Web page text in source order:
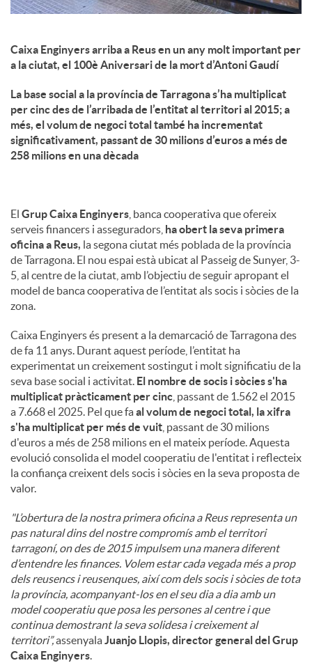
Caixa Enginyers arriba a Reus en un any molt important per
a la ciutat, el 100è Aniversari de la mort d’Antoni Gaudí
La base social a la província de Tarragona s’ha multiplicat
per cinc des de l’arribada de l’entitat al territori al 2015; a
més, el volum de negoci total també ha incrementat
significativament, passant de 30 milions d’euros a més de
258 milions en una dècada
El Grup Caixa Enginyers , banca cooperativa que ofereix
serveis financers i asseguradors, ha obert la seva primera
oficina a Reus, la segona ciutat més poblada de la província
de Tarragona. El nou espai està ubicat al Passeig de Sunyer, 3-
5, al centre de la ciutat, amb l’objectiu de seguir apropant el
model de banca cooperativa de l’entitat als socis i sòcies de la
zona.
Caixa Enginyers és present a la demarcació de Tarragona des
de fa 11 anys. Durant aquest període, l’entitat ha
experimentat un creixement sostingut i molt significatiu de la
seva base social i activitat. El nombre de socis i sòcies s'ha
multiplicat pràcticament per cinc , passant de 1.562 el 2015
a 7.668 el 2025. Pel que faal volum de negoci total, la xifra
s'ha multiplicat per més de vuit , passant de 30 milions
d'euros a més de 258 milions en el mateix període. Aquesta
evolució consolida el model cooperatiu de l'entitat i reflecteix
la confiança creixent dels socis i sòcies en la seva proposta de
valor.
"L’obertura de la nostra primera oficina a Reus representa un
pas natural dins del nostre compromís amb el territori
tarragoní, on des de 2015 impulsem una manera diferent
d’entendre les finances. Volem estar cada vegada més a prop
dels reusencs i reusenques, així com dels socis i sòcies de tota
la província, acompanyant-los en el seu dia a dia amb un
model cooperatiu que posa les persones al centre i que
continua demostrant la seva solidesa i creixement al
territori”,assenyalaJuanjo Llopis, director general del Grup
Caixa Enginyers.